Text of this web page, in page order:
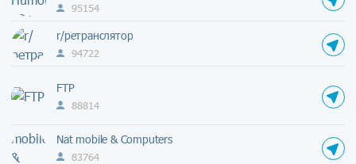
95154
r/ретранслятор
94722
FTP
88814
Nat mobile & Computers
83764